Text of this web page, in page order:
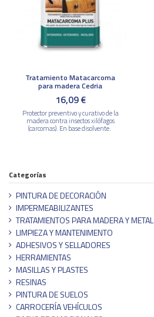
Tratamiento Matacarcoma
para madera Cedria
16,09 €
Protector preventivo y curativo de la
madera contra insectos xilófagos
(carcomas). En base disolvente.
Categorías
PINTURA DE DECORACIÓN
IMPERMEABILIZANTES
TRATAMIENTOS PARA MADERA Y METAL
LIMPIEZA Y MANTENIMENTO
ADHESIVOS Y SELLADORES
HERRAMIENTAS
MASILLAS Y PLASTES
RESINAS
PINTURA DE SUELOS
CARROCERÍA VEHÍCULOS